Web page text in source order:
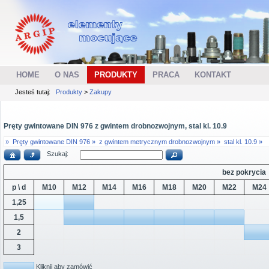
HOME O NAS PRODUKTY PRACA KONTAKT
Jesteś tutaj: Produkty > Zakupy
Pręty gwintowane DIN 976 z gwintem drobnozwojnym, stal kl. 10.9
» Pręty gwintowane DIN 976 » z gwintem metrycznym drobnozwojnym » stal kl. 10.9 »
Szukaj:
bez pokrycia
p \ d
M10 M12 M14 M16 M18 M20 M22
M24
1,25
1,5
2
3
Kliknij aby zamówić